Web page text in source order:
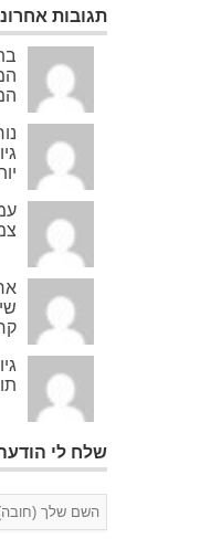
תגובות
שלח לי